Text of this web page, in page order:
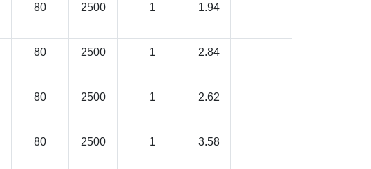
80 2500 1 1.94
80 2500 1 2.84
80 2500 1 2.62
80 2500 1 3.58